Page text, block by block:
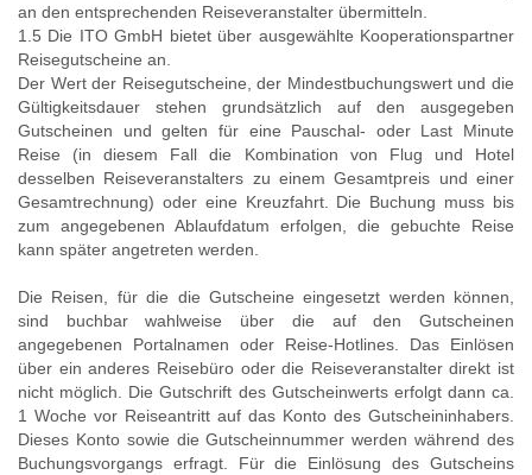
an den entsprechenden Reiseveranstalter übermitteln.
1.5 Die ITO GmbH bietet über ausgewählte Kooperationspartner
Reisegutscheine an.
Der Wert der Reisegutscheine, der Mindestbuchungswert und die
Gültigkeitsdauer stehen grundsätzlich auf den ausgegeben
Gutscheinen und gelten für eine Pauschal- oder Last Minute
Reise (in diesem Fall die Kombination von Flug und Hotel
desselben Reiseveranstalters zu einem Gesamtpreis und einer
Gesamtrechnung) oder eine Kreuzfahrt. Die Buchung muss bis
zum angegebenen Ablaufdatum erfolgen, die gebuchte Reise
kann später angetreten werden.
Die Reisen, für die die Gutscheine eingesetzt werden können,
sind buchbar wahlweise über die auf den Gutscheinen
angegebenen Portalnamen oder Reise-Hotlines. Das Einlösen
über ein anderes Reisebüro oder die Reiseveranstalter direkt ist
nicht möglich. Die Gutschrift des Gutscheinwerts erfolgt dann ca.
1 Woche vor Reiseantritt auf das Konto des Gutscheininhabers.
Dieses Konto sowie die Gutscheinnummer werden während des
Buchungsvorgangs erfragt. Für die Einlösung des Gutscheins